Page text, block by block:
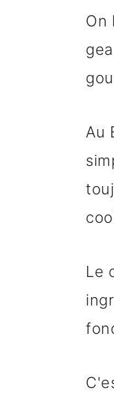
On
Au
Le